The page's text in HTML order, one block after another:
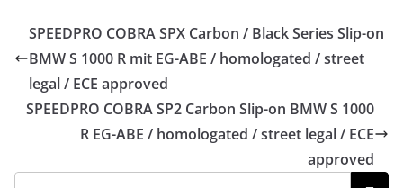
SPEEDPRO COBRA SPX Carbon / Black Series Slip-on
BMW S 1000 R mit EG-ABE / homologated / street
legal / ECE approved
SPEEDPRO COBRA SP2 Carbon Slip-on BMW S 1000
R EG-ABE / homologated / street legal / ECE
approved